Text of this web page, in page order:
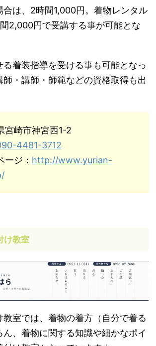
合は、2時間1,000円。着物レンタル
2,000円で受講する事が可能とな
る着装指導を受ける事も可能となっ
師・講師・師範などの資格取得も出
宮崎市神宮西1-2
4481-3712
ージ： http://www.yurian-
け教室
教室では、着物の着方（自分で着る
ん、着物に関する知識や細かなポイ